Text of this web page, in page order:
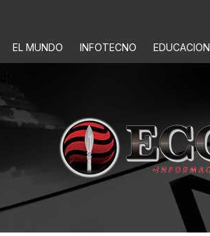
EL MUNDO INFOTECNO EDUCACION